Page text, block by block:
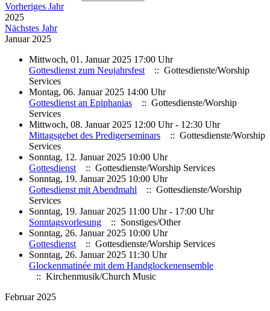
Vorheriges Jahr
2025
Nächstes Jahr
Januar 2025
Mittwoch, 01. Januar 2025 17:00 Uhr
Gottesdienst zum Neujahrsfest
:: Gottesdienste/Worship
Services
Montag, 06. Januar 2025 14:00 Uhr
Gottesdienst an Epiphanias
:: Gottesdienste/Worship
Services
Mittwoch, 08. Januar 2025 12:00 Uhr - 12:30 Uhr
Mittagsgebet des Predigerseminars
:: Gottesdienste/Worship
Services
Sonntag, 12. Januar 2025 10:00 Uhr
Gottesdienst
:: Gottesdienste/Worship Services
Sonntag, 19. Januar 2025 10:00 Uhr
Gottesdienst mit Abendmahl
:: Gottesdienste/Worship
Services
Sonntag, 19. Januar 2025 11:00 Uhr - 17:00 Uhr
Sonntagsvorlesung
:: Sonstiges/Other
Sonntag, 26. Januar 2025 10:00 Uhr
Gottesdienst
:: Gottesdienste/Worship Services
Sonntag, 26. Januar 2025 11:30 Uhr
Glockenmatinée mit dem Handglockenensemble
:: Kirchenmusik/Church Music
Februar 2025